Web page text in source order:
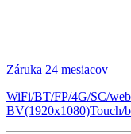
Záruka 24 mesiacov
WiFi/BT/FP/4G/SC/
BV(1920x1080)Touch/